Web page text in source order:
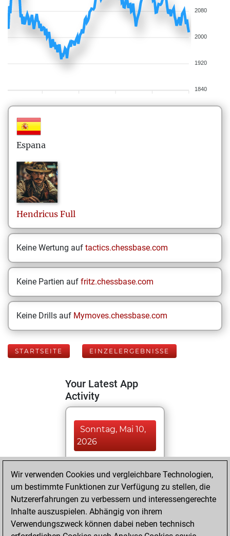
2080
2000
1920
1840
Espana
Hendricus Full
Keine Wertung auf tactics.chessbase.com
Keine Partien auf fritz.chessbase.com
Keine Drills auf Mymoves.chessbase.com
STARTSEITE EINZELERGEBNISSE
Your Latest App
Activity
Sonntag, Mai 10,
2026
You played 207
bullet games
Play
You scored
+145 =7 -55 in bullet
Samstag, Mai 9,
Wir verwenden Cookies und vergleichbare Technologien,
um bestimmte Funktionen zur Verfügung zu stellen, die
Nutzererfahrungen zu verbessern und interessengerechte
Inhalte auszuspielen. Abhängig von ihrem
Verwendungszweck können dabei neben technisch